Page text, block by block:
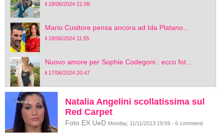
il 18/06/2024 21:08
Mario Cusitore pensa ancora ad Ida Platano...
il 18/06/2024 11:55
Nuovo amore per Sophie Codegoni : ecco fot...
il 17/06/2024 20:47
Natalia Angelini scollatissima sul
Red Carpet
Foto EX UeD Monday, 11/11/2013 19:59 - 6 commenti